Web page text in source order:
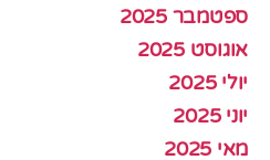
ספטמבר 2025
אוגוסט 2025
יולי 2025
יוני 2025
מאי 2025